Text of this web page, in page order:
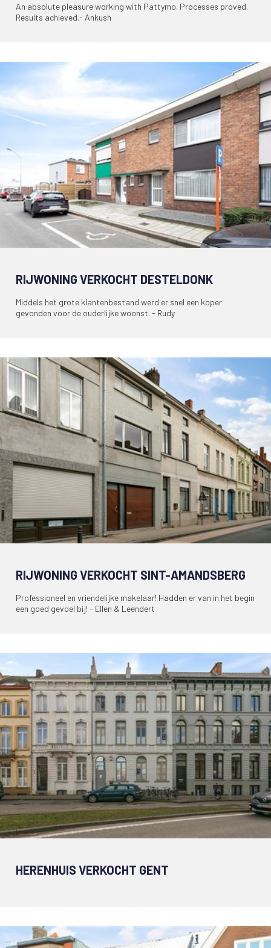
An absolute pleasure working with Pattymo. Processes proved.
Results achieved.- Ankush
RIJWONING VERKOCHT DESTELDONK
Middels het grote klantenbestand werd er snel een koper
gevonden voor de ouderlijke woonst. - Rudy
RIJWONING VERKOCHT SINT-AMANDSBERG
Professioneel en vriendelijke makelaar! Hadden er van in het begin
een goed gevoel bij! - Ellen & Leendert
HERENHUIS VERKOCHT GENT